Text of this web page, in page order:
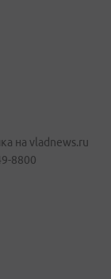
на vladnews.ru
8800